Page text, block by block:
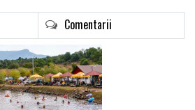
Comentarii